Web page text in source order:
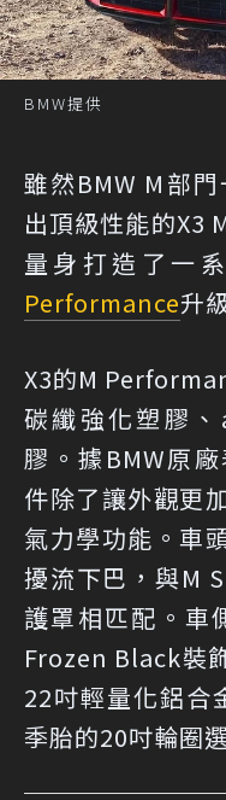
BMW提供
雖然BMW M部
出頂級性能的X3
量身打造了一
Performance升
X3的M
碳纖強化塑膠
膠。據BMW原
件除了讓外觀更
氣力學功能。車
擾流下巴，與M
護罩相匹配。車
Frozen Black裝
22吋輕量化鋁合
季胎的20吋輪圈